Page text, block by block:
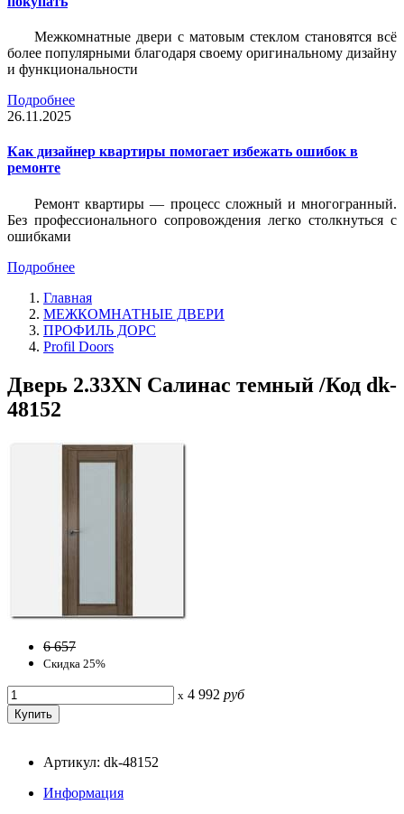
Межкомнатные двери с матовым стеклом становятся всё
более популярными благодаря своему оригинальному дизайну
и функциональности
Подробнее
26.11.2025
Как дизайнер квартиры помогает избежать ошибок в
ремонте
Ремонт квартиры — процесс сложный и многогранный.
Без профессионального сопровождения легко столкнуться с
ошибками
Подробнее
Главная
МЕЖКОМНАТНЫЕ ДВЕРИ
ПРОФИЛЬ ДОРС
Profil Doors
Дверь 2.33ХN Салинас темный /Код dk-
48152
6 657
Скидка 25%
x 4 992 руб
Артикул: dk-48152
Информация